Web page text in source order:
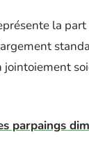
la
parpaings